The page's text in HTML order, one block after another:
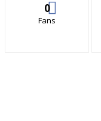
0
Fans